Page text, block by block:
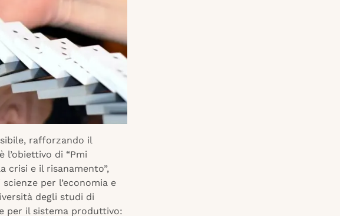
rafforzando il
di “Pmi
crisi e il risanamento”,
per l’economia e
degli studi di
per il sistema produttivo: